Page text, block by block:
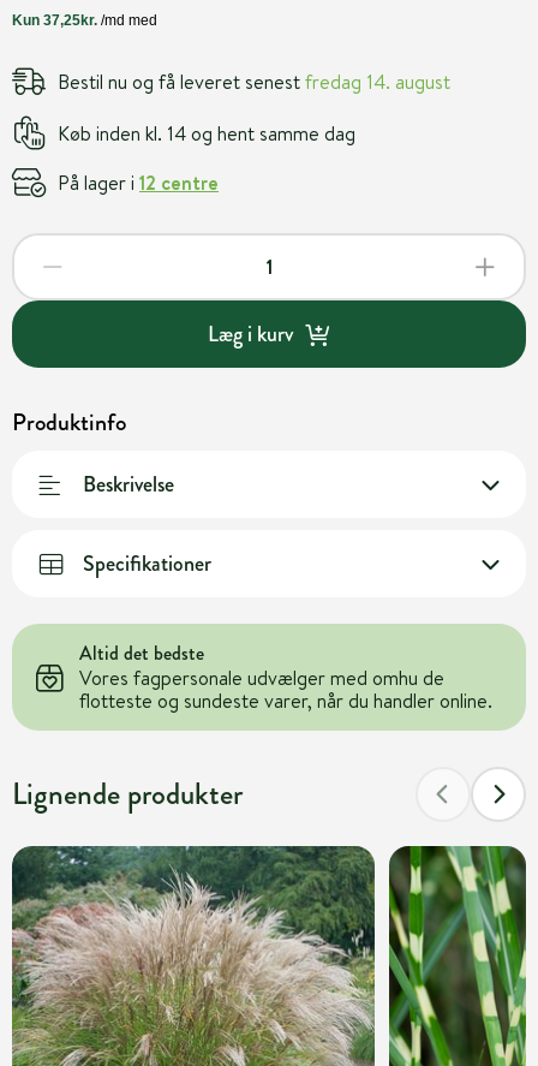
Bestil nu og få leveret senestfredag 14. august
Køb inden kl. 14 og hent samme dag
På lager i 12 centre
Læg i kurv
Produktinfo
Beskrivelse
Specifikationer
Altid det bedste
Vores fagpersonale udvælger med omhu de
flotteste og sundeste varer, når du handler online.
Lignende produkter